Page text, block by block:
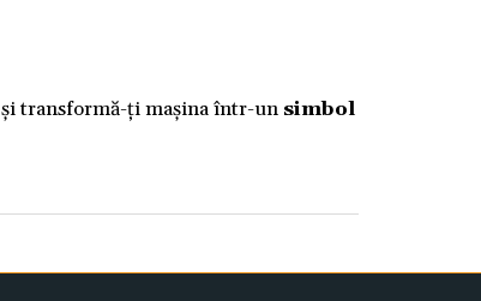
și transformă-ți mașina într-un simbol